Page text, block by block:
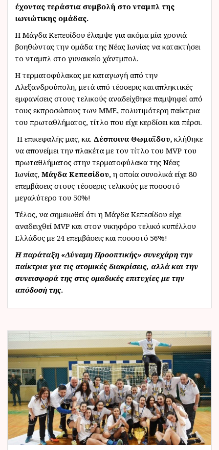
έχοντας τεράστια συμβολή στο νταμπλ της
ιωνιώτικης ομάδας.
Η Μάγδα Κεπεσίδου έλαμψε για ακόμα μία χρονιά
βοηθώντας την ομάδα της Νέας Ιωνίας να κατακτήσει
το νταμπλ στο γυναικείο χάντμπολ.
Η τερματοφύλακας με καταγωγή από την
Αλεξανδρούπολη, μετά από τέσσερις καταπληκτικές
εμφανίσεις στους τελικούς αναδείχθηκε παμψηφεί από
τους εκπροσώπους των ΜΜΕ, πολυτιμότερη παίκτρια
του πρωταθλήματος, τίτλο που είχε κερδίσει και πέρσι.
Η επικεφαλής μας, κα. Δέσποινα Θωμαΐδου, κλήθηκε
να απονείμει την πλακέτα με τον τίτλο του MVP του
πρωταθλήματος στην τερματοφύλακα της Νέας
Ιωνίας, Μάγδα Κεπεσίδου, η οποία συνολικά είχε 80
επεμβάσεις στους τέσσερις τελικούς με ποσοστό
μεγαλύτερο του 50%!
Τέλος, να σημειωθεί ότι η Μάγδα Κεπεσίδου είχε
αναδειχθεί MVP και στον νικηφόρο τελικό κυπέλλου
Ελλάδος με 24 επεμβάσεις και ποσοστό 56%!
Η παράταξη «Δύναμη Προοπτικής» συνεχάρη την
παίκτρια για τις ατομικές διακρίσεις, αλλά και την
συνεισφορά της στις ομαδικές επιτυχίες με την
απόδοσή της.